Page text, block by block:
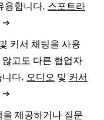
용합니다. 스포트라
→
커서 채팅을 사용
고도 다른 협업자
니다. 오디오 및 커서
→
제공하거나 질문